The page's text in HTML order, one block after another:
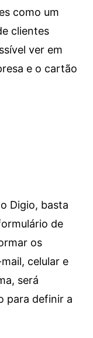
como um
clientes
ver em
e o cartão
Digio, basta
de
os
celular e
será
para definir a